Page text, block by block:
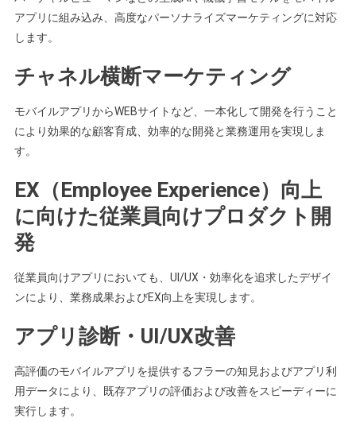
アプリに組み込み、高度なパーソナライズマーケティングに対応
します。
チャネル横断マーケティング
モバイルアプリからWEBサイトなど、一本化して開発を行うこと
により効果的な顧客育成、効率的な開発と業務運用を実現しま
す。
EX（Employee Experience）向上
に向けた従業員向けプロダクト開
発
従業員向けアプリにおいても、UI/UX・効率化を追求したデザイ
ンにより、業務成果およびEX向上を実現します。
アプリ診断・UI/UX改善
高評価のモバイルアプリを提供するフラーの知見およびアプリ利
用データにより、既存アプリの評価および改善をスピーディーに
実行します。